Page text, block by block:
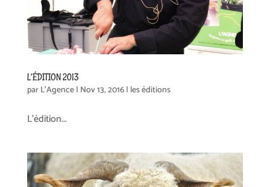
L’ÉDITION 2013
parL'Agence| Nov 13, 2016| les éditions
L’édition...